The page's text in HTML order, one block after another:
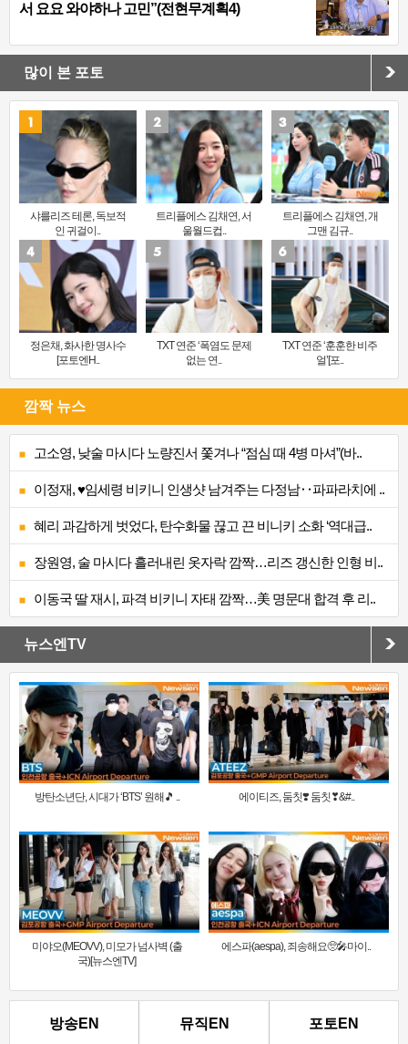
서 요요 와야하나 고민”(전현무계획4)
많이 본 포토
샤를리즈 테론, 독보적
인 귀걸이..
트리플에스 김채연, 서
울월드컵..
트리플에스 김채연, 개
그맨 김규..
정은채, 화사한 명사수
[포토엔H..
TXT 연준 ‘폭염도 문제
없는 연..
TXT 연준 ‘훈훈한 비주
얼’[포..
깜짝 뉴스
고소영, 낮술 마시다 노량진서 쫓겨나 “점심 때 4병 마셔”(바..
이정재, ♥임세령 비키니 인생샷 남겨주는 다정남‥파파라치에 ..
혜리 과감하게 벗었다, 탄수화물 끊고 끈 비니키 소화 ‘역대급..
장원영, 술 마시다 흘러내린 옷자락 깜짝…리즈 갱신한 인형 비..
이동국 딸 재시, 파격 비키니 자태 깜짝…美 명문대 합격 후 리..
뉴스엔TV
방탄소년단, 시대가 ‘BTS’ 원해🎵 .. 에이티즈, 둠칫❣️ 둠칫❣&#..
미야오(MEOVV), 미모가 넘사벽 (출
국)[뉴스엔TV]
에스파(aespa), 죄송해요🥺🎤마이..
방송EN 뮤직EN 포토EN